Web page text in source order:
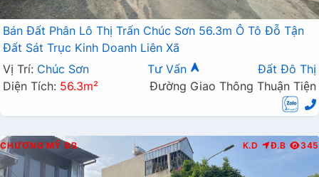
Bán Đất Phân Lô Thị Trấn Chúc Sơn 56.3m Ô Tô Đỗ Tận
Đất Sát Trục Kinh Doanh Liên Xã
Vị Trí: Chúc Sơn Tư Vấn
Đất Đô Thị
Diện Tích: 56.3m² Đường Giao Thông Thuận Tiện
CHƯƠNG MỸ ĐB K.D Đ.B 345